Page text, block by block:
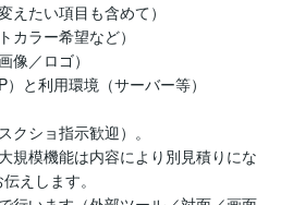
えたい項目も含めて）
カラー希望など）
像／ロゴ）
と利用環境（サーバー等）
クショ指示歓迎）。
規模機能は内容により別見積りにな
えします。